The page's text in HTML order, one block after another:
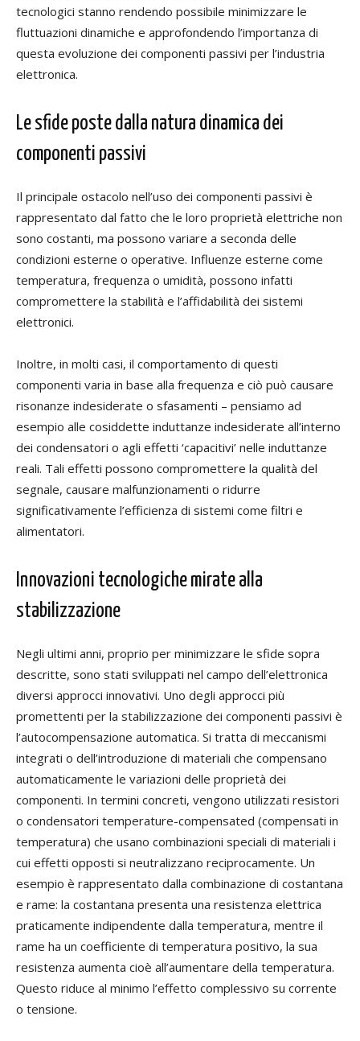
tecnologici stanno rendendo possibile minimizzare le
fluttuazioni dinamiche e approfondendo l’importanza di
questa evoluzione dei componenti passivi per l’industria
elettronica.
Le sfide poste dalla natura dinamica dei
componenti passivi
Il principale ostacolo nell’uso dei componenti passivi è
rappresentato dal fatto che le loro proprietà elettriche non
sono costanti, ma possono variare a seconda delle
condizioni esterne o operative. Influenze esterne come
temperatura, frequenza o umidità, possono infatti
compromettere la stabilità e l’affidabilità dei sistemi
elettronici.
Inoltre, in molti casi, il comportamento di questi
componenti varia in base alla frequenza e ciò può causare
risonanze indesiderate o sfasamenti – pensiamo ad
esempio alle cosiddette induttanze indesiderate all’interno
dei condensatori o agli effetti ‘capacitivi’ nelle induttanze
reali. Tali effetti possono compromettere la qualità del
segnale, causare malfunzionamenti o ridurre
significativamente l’efficienza di sistemi come filtri e
alimentatori.
Innovazioni tecnologiche mirate alla
stabilizzazione
Negli ultimi anni, proprio per minimizzare le sfide sopra
descritte, sono stati sviluppati nel campo dell’elettronica
diversi approcci innovativi. Uno degli approcci più
promettenti per la stabilizzazione dei componenti passivi è
l’autocompensazione automatica. Si tratta di meccanismi
integrati o dell’introduzione di materiali che compensano
automaticamente le variazioni delle proprietà dei
componenti. In termini concreti, vengono utilizzati resistori
o condensatori temperature-compensated (compensati in
temperatura) che usano combinazioni speciali di materiali i
cui effetti opposti si neutralizzano reciprocamente. Un
esempio è rappresentato dalla combinazione di costantana
e rame: la costantana presenta una resistenza elettrica
praticamente indipendente dalla temperatura, mentre il
rame ha un coefficiente di temperatura positivo, la sua
resistenza aumenta cioè all’aumentare della temperatura.
Questo riduce al minimo l’effetto complessivo su corrente
o tensione.